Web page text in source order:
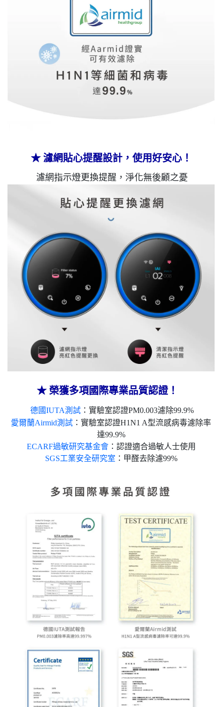
★ 濾網貼心提醒設計，使用好安心！
濾網指示燈更換提醒，淨化無後顧之憂
★ 榮獲多項國際專業品質認證！​
德國IUTA測試 ：實驗室認證PM0.003濾除99.9%​
愛爾蘭Airmid測試 ：實驗室認證H1N1 A型流感病毒濾除率
達99.9%
ECARF過敏研究基金會：認證適合過敏人士使用​
SGS工業安全研究室 ：甲醛去除濾99%